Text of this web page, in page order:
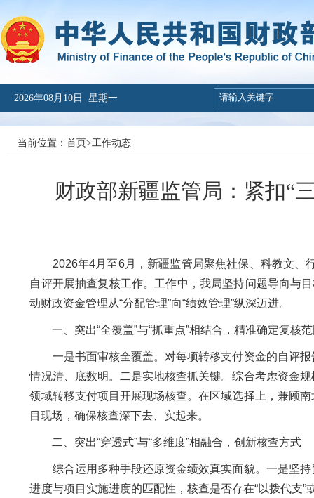
2026年08月10日 星期一
当前位置： 首页>工作动态
财政部新疆监管局：紧扣“
2026年4月至6月，新疆监管局聚焦社保、科教文、
自评开展抽查复核工作。工作中，我局坚持问题导向与
动财政资金管理从“分配管理”向“绩效管理”纵深迈进。
一、突出“全覆盖”与“抓重点”相结合，精准确定复核
一是书面审核全覆盖。对每项转移支付资金的自评报
情况清、底数明。二是实地核查抓关键。综合考虑资金
领域转移支付项目开展现场核查。在区域选择上，兼顾
目现场，确保核查深下去、实起来。
二、突出“穿透式”与“多维度”相融合，创新核查方式
综合运用多种手段还原资金绩效真实面貌。一是坚持
进度与项目实施进度的匹配性，核查是否存在“以拨代支